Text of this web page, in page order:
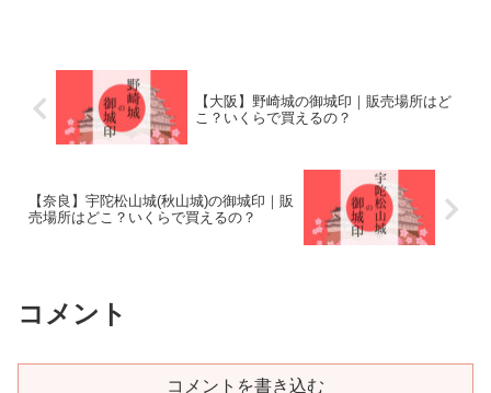
【大阪】野崎城の御城印｜販売場所はど
こ？いくらで買えるの？
【奈良】宇陀松山城(秋山城)の御城印｜販
売場所はどこ？いくらで買えるの？
コメント
コメントを書き込む